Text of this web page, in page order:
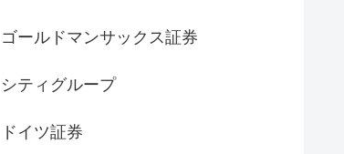
ゴールドマンサックス証券
シティグループ
ドイツ証券